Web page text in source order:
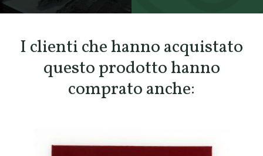
I clienti che hanno acquistato
questo prodotto hanno
comprato anche: